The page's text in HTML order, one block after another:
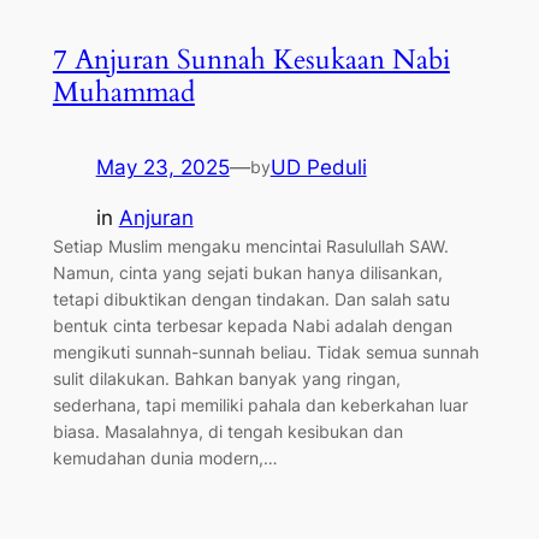
7 Anjuran Sunnah Kesukaan Nabi
Muhammad
May 23, 2025—byUD Peduli
in Anjuran
Setiap Muslim mengaku mencintai Rasulullah SAW.
Namun, cinta yang sejati bukan hanya dilisankan,
tetapi dibuktikan dengan tindakan. Dan salah satu
bentuk cinta terbesar kepada Nabi adalah dengan
mengikuti sunnah-sunnah beliau. Tidak semua sunnah
sulit dilakukan. Bahkan banyak yang ringan,
sederhana, tapi memiliki pahala dan keberkahan luar
biasa. Masalahnya, di tengah kesibukan dan
kemudahan dunia modern,…